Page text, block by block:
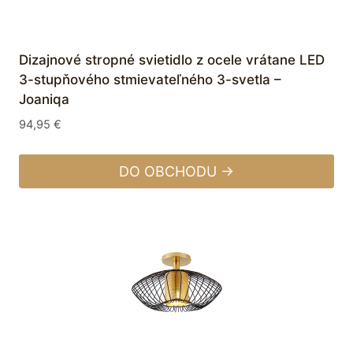
Dizajnové stropné svietidlo z ocele vrátane LED
3-stupňového stmievateľného 3-svetla –
Joaniqa
94,95 €
DO OBCHODU →